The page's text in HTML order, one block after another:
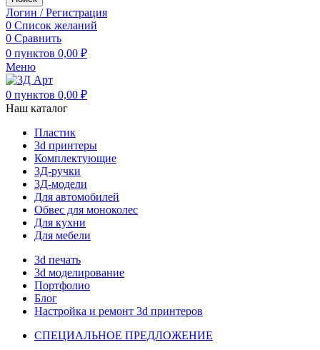
Логин / Регистрация
0 Список желаний
0 Сравнить
0 пунктов 0,00 ₽
Меню
0 пунктов 0,00 ₽
Наш каталог
Пластик
3d принтеры
Комплектующие
3Д-ручки
3Д-модели
Для автомобилей
Обвес для моноколес
Для кухни
Для мебели
3d печать
3d моделирование
Портфолио
Блог
Настройка и ремонт 3d принтеров
СПЕЦИАЛЬНОЕ ПРЕДЛОЖЕНИЕ